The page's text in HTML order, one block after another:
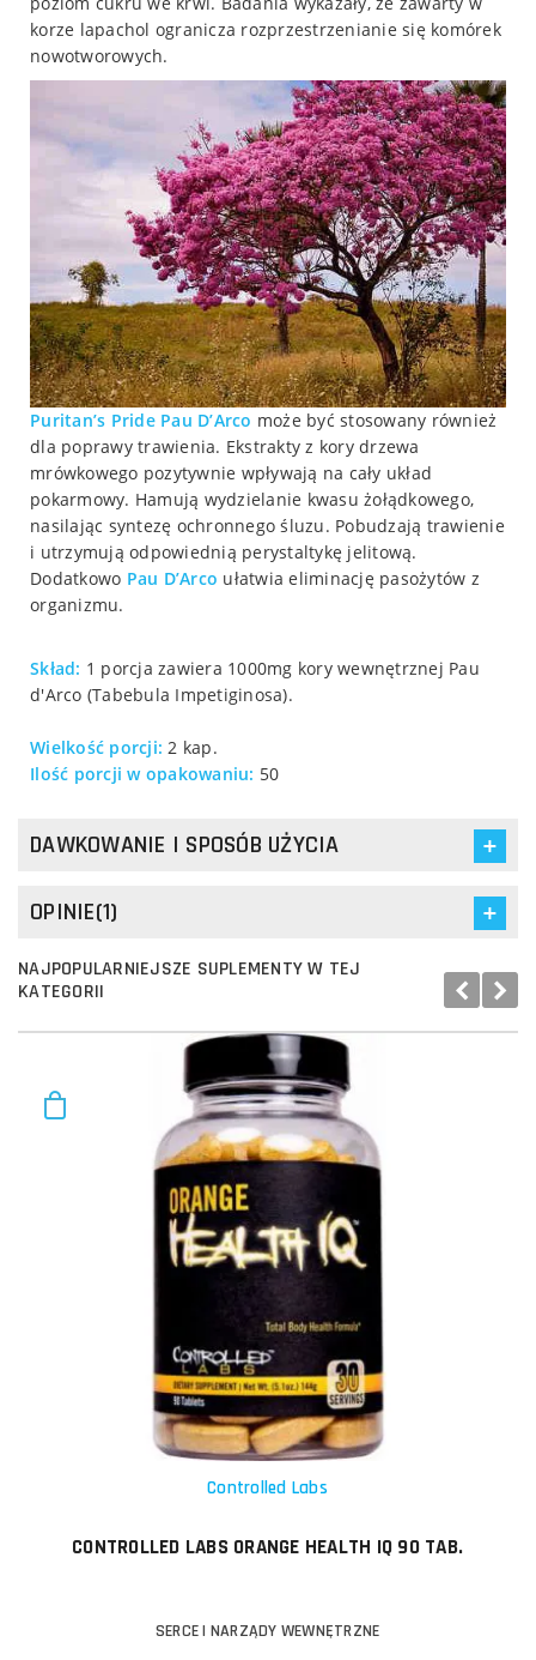
korze lapachol ogranicza rozprzestrzenianie się komórek
nowotworowych.
Puritan’s Pride Pau D’Arco może być stosowany również
dla poprawy trawienia. Ekstrakty z kory drzewa
mrówkowego pozytywnie wpływają na cały układ
pokarmowy. Hamują wydzielanie kwasu żołądkowego,
nasilając syntezę ochronnego śluzu. Pobudzają trawienie
i utrzymują odpowiednią perystaltykę jelitową.
Dodatkowo Pau D’Arco ułatwia eliminację pasożytów z
organizmu.
Skład: 1 porcja zawiera 1000mg kory wewnętrznej Pau
d'Arco (Tabebula Impetiginosa).
Wielkość porcji: 2 kap.
Ilość porcji w opakowaniu: 50
DAWKOWANIE I SPOSÓB UŻYCIA
OPINIE(1)
NAJPOPULARNIEJSZE SUPLEMENTY W TEJ
KATEGORII
Controlled Labs
CONTROLLED LABS ORANGE HEALTH IQ 90 TAB.
SERCE I NARZĄDY WEWNĘTRZNE